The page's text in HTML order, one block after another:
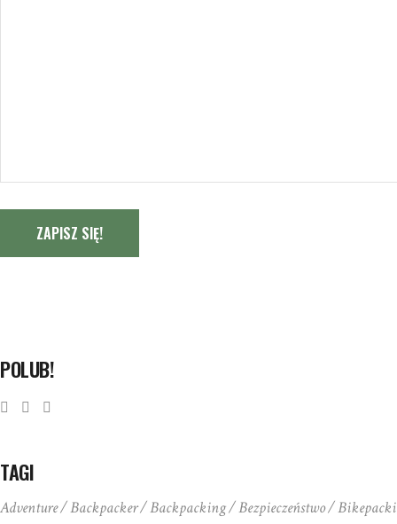
ZAPISZ SIĘ!
POLUB!
TAGI
Adventure Backpacker Backpacking Bezpieczeństwo